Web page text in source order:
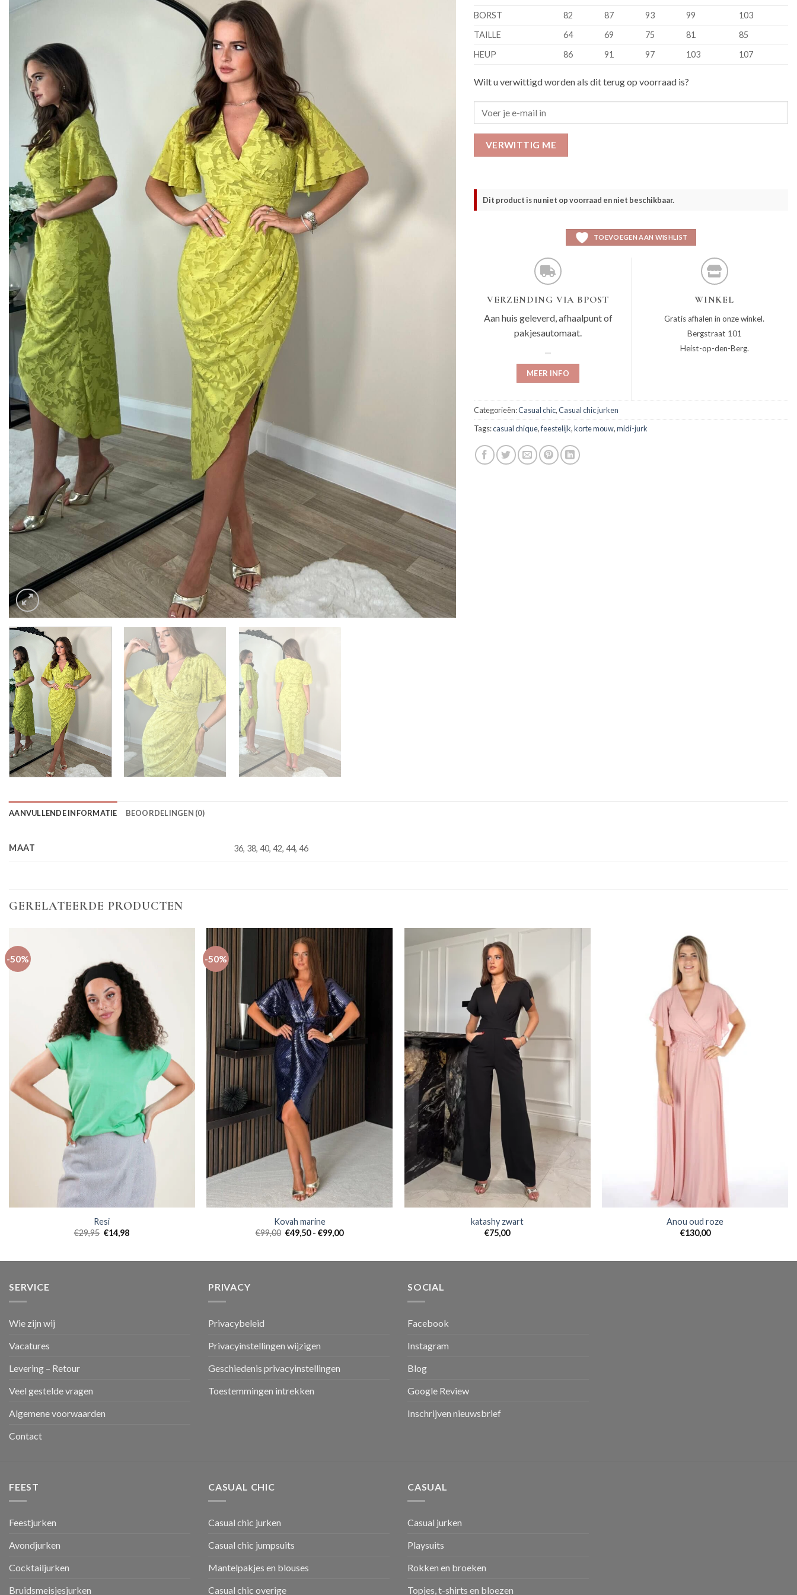
BORST
82 87 93 99
103
TAILLE
64 69 75 81
85
HEUP
86 91 97 103 107
Wilt u verwittigd worden als dit terug op voorraad is?
VERWITTIG ME
Dit product is nu niet op voorraad en niet beschikbaar.
TOEVOEGEN AAN WISHLIST
VERZENDING VIA BPOST
Aan huis geleverd, afhaalpunt of
pakjesautomaat.
MEER INFO
WINKEL
Gratis afhalen in onze winkel.
Bergstraat 101
Heist-op-den-Berg.
Categorieën:Casual chic,Casual chic jurken
Tags:casual chique,feestelijk,korte mouw,midi-jurk
AANVULLENDE INFORMATIE BEOORDELINGEN (0)
MAAT 36, 38, 40, 42, 44, 46
GERELATEERDE PRODUCTEN
-50%
Resi
€29,95 €14,98
-50%
Kovah marine
€99,00 €49,50 - €99,00Prijsklasse:
katashy zwart
€75,00
Anou oud roze
€130,00
SERVICE
Wie zijn wij
Vacatures
Levering – Retour
Veel gestelde vragen
Algemene voorwaarden
Contact
PRIVACY
Privacybeleid
Privacyinstellingen wijzigen
Geschiedenis privacyinstellingen
Toestemmingen intrekken
SOCIAL
Facebook
Instagram
Blog
Google Review
Inschrijven nieuwsbrief
FEEST
Feestjurken
Avondjurken
Cocktailjurken
Bruidsmeisjesjurken
CASUAL CHIC
Casual chic jurken
Casual chic jumpsuits
Mantelpakjes en blouses
Casual chic overige
CASUAL
Casual jurken
Playsuits
Rokken en broeken
Topjes, t-shirts en bloezen